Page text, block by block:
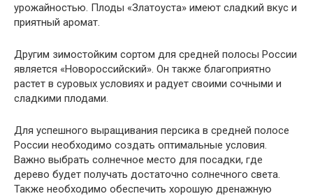
урожайностью. Плоды «Златоуста» имеют сладкий вкус и
приятный аромат.
Другим зимостойким сортом для средней полосы России
является «Новороссийский». Он также благоприятно
растет в суровых условиях и радует своими сочными и
сладкими плодами.
Для успешного выращивания персика в средней полосе
России необходимо создать оптимальные условия.
Важно выбрать солнечное место для посадки, где
дерево будет получать достаточно солнечного света.
Также необходимо обеспечить хорошую дренажную